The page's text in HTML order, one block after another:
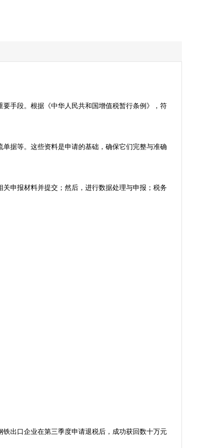
手段。根据《中华人民共和国增值税暂行条例》，符
据等。这些资料是申请的基础，确保它们完整与准确
申报材料并提交；然后，进行数据处理与申报；税务
出口企业在第三季度申请退税后，成功获回数十万元